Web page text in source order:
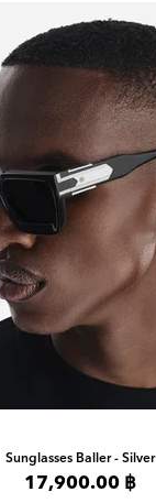
Sunglasses Baller - Silver
17,900.00 ฿